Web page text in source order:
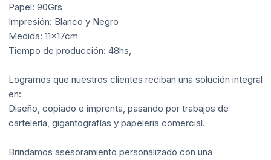
Papel: 90Grs
Impresión: Blanco y Negro
Medida: 11x17cm
Tiempo de producción: 48hs,
Logramos que nuestros clientes reciban una solución integral
en:
Diseño, copiado e imprenta, pasando por trabajos de
cartelería, gigantografías y papeleria comercial.
Brindamos asesoramiento personalizado con una